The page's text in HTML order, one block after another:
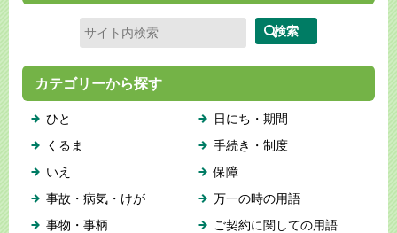
カテゴリーから探す
ひと
くるま
いえ
事故・病気・けが
事物・事柄
日にち・期間
手続き・制度
保障
万一の時の用語
ご契約に関しての用語